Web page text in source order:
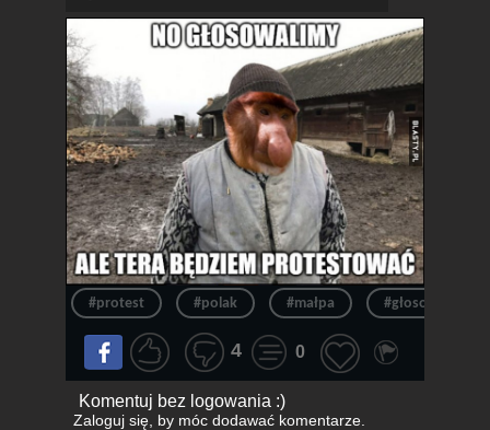
#protest #polak #małpa #głosowanie
4 0
Komentuj bez logowania :)
Zaloguj się, by móc dodawać komentarze.